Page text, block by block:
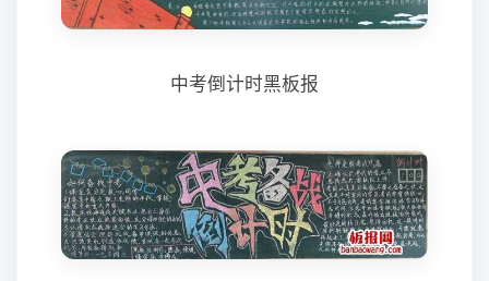
中考倒计时黑板报